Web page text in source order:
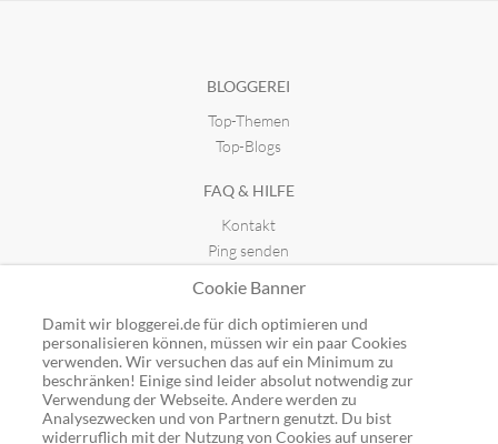
Savi-Trendblog Spielzeug Blog
BLOGGEREI
Top-Themen
Top-Blogs
FAQ & HILFE
Kontakt
Ping senden
GUTSCHEINE
Top-Gutscheine
Alle Shops
Cookie Banner
Damit wir bloggerei.de für dich optimieren und
personalisieren können, müssen wir ein paar Cookies
verwenden. Wir versuchen das auf ein Minimum zu
beschränken! Einige sind leider absolut notwendig zur
Verwendung der Webseite. Andere werden zu
Analysezwecken und von Partnern genutzt. Du bist
widerruflich mit der Nutzung von Cookies auf unserer